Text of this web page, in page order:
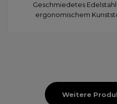
Geschmiedetes
ergonomischem
Weitere